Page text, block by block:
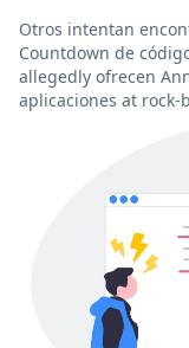
Otros intentan
Countdown de
allegedly ofrecen
aplicaciones at rock-